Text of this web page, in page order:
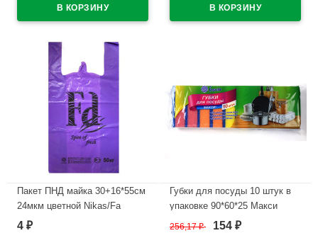
Пакет ПНД майка 30+16*55см
24мкм цветной Nikas/Fa
4 ₽
Губки для посуды 10 штук в
упаковке 90*60*25 Макси
Русалочка
256,17₽ 154 ₽